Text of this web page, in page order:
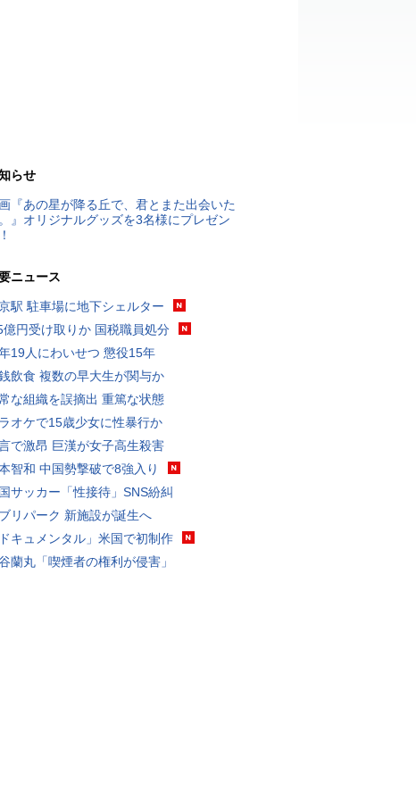
らせ
『あの星が降る丘で、君とまた出会いた
』オリジナルグッズを3名様にプレゼン
ニュース
駅 駐車場に地下シェルター
億円受け取りか 国税職員処分
19人にわいせつ 懲役15年
飲食 複数の早大生が関与か
な組織を誤摘出 重篤な状態
オケで15歳少女に性暴行か
で激昂 巨漢が女子高生殺害
智和 中国勢撃破で8強入り
サッカー「性接待」SNS紛糾
リパーク 新施設が誕生へ
ドキュメンタル」米国で初制作
蘭丸「喫煙者の権利が侵害」